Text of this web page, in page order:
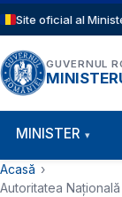
Sari la conținutul
Site oficial al
GUVERNUL
Navigație
MINISTER
Cale de
Acasă
Autoritatea